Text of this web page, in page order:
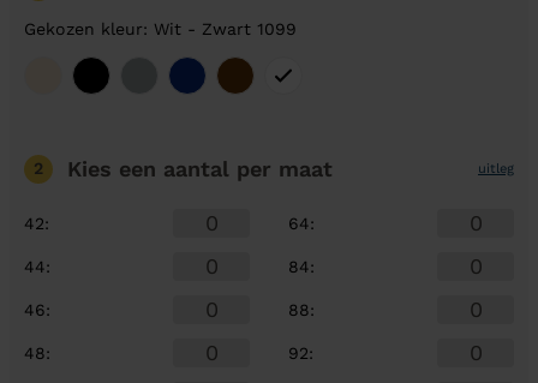
Gekozen kleur: Wit - Zwart 1099
2 Kies een aantal per maat uitleg
42:
44:
46:
48:
64:
84:
88:
92: